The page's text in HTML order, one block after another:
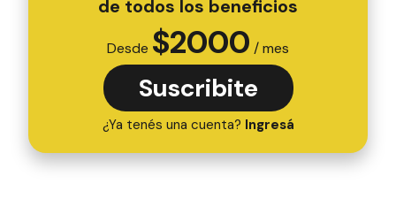
de todos los beneficios
Desde $2000 / mes
Suscribite
¿Ya tenés una cuenta? Ingresá